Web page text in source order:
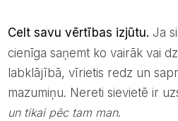
Celt savu vērtības izjūtu. Ja
cienīga saņemt ko vairāk vai
labklājībā, vīrietis redz un
mazumiņu. Nereti sievietē ir
un tikai pēc tam man.